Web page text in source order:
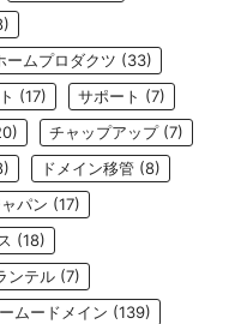
ームプロダクツ (33)
(17) サポート (7)
チャップアップ(7)
ドメイン移管 (8)
パン (17)
(18)
ンテル (7)
ムードメイン (139)